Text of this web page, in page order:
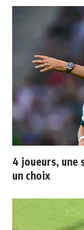
4 joueurs, une
un choix